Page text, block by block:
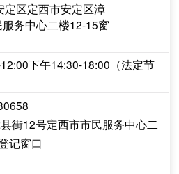
定区定西市安定区漳
务中心二楼12-15窗
下午14:30-18:00（法定节
街12号定西市市民服务中心二
记窗口